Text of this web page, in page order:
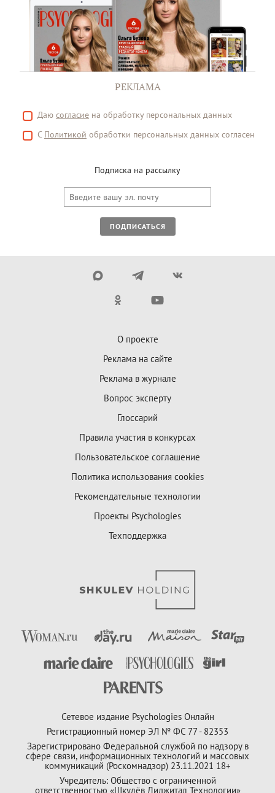
РЕКЛАМА
Даю согласие на обработку персональных данных
С Политикой обработки персональных данных согласен
Подписка на рассылку
ПОДПИСАТЬСЯ
О проекте
Реклама на сайте
Реклама в журнале
Вопрос эксперту
Глоссарий
Правила участия в конкурсах
Пользовательское соглашение
Политика использования cookies
Рекомендательные технологии
Проекты Psychologies
Техподдержка
Сетевое издание Psychologies Онлайн
Регистрационный номер ЭЛ № ФС 77 - 82353
Зарегистрировано Федеральной службой по надзору в
сфере связи, информационных технологий и массовых
коммуникаций (Роскомнадзор) 23.11.2021 18+
Учредитель: Общество с ограниченной
ответственностью «Шкулёв Диджитал Технологии»